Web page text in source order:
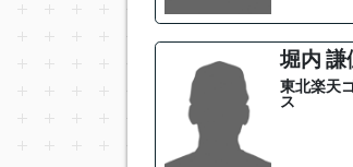
堀内 謙
東北楽天
ス